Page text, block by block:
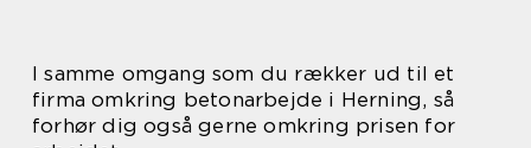
I samme omgang som du rækker ud til et
firma omkring betonarbejde i Herning, så
forhør dig også gerne omkring prisen for